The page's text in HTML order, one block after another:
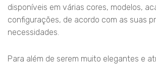
disponíveis em várias cores, modelos,
configurações, de acordo com as suas
necessidades.
Para além de serem muito elegantes e